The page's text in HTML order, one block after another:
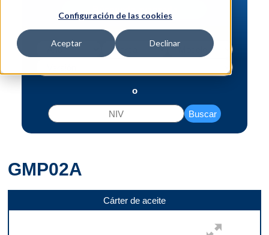
Configuración de las cookies
Aceptar Declinar
o
Buscar
GMP02A
Cárter de aceite